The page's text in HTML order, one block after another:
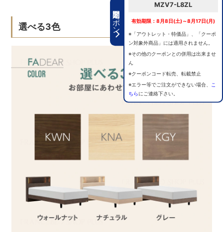
期間限定クーポン
MZV7-L8ZL
有効期限：8月8日(土)～8月17日(月)
※「アウトレット・特価品」、「クーポ
ン対象外商品」には適用されません。
※その他のクーポンとの併用は出来ませ
ん
※クーポンコード転売、転載禁止
※エラー等でご注文ができない場合、
こ
ちらにご連絡下さい。
選べる3色